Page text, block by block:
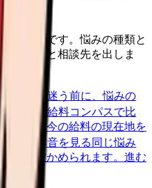
大丈夫です。悩みの種類と
き記事と相談先を出しま
るべきか迷う前に、悩みの
進む
給料コンパスで比
から、今の給料の現在地を
示板で本音を見る 同じ悩み
題か確かめられます。 進む